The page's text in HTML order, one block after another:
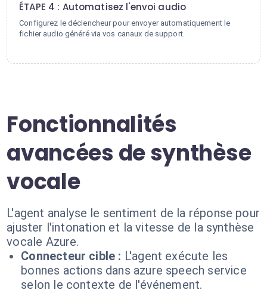
ÉTAPE 4 : Automatisez l'envoi audio
Configurez le déclencheur pour envoyer automatiquement le
fichier audio généré via vos canaux de support.
Fonctionnalités
avancées de synthèse
vocale
L'agent analyse le sentiment de la réponse pour
ajuster l'intonation et la vitesse de la synthèse
vocale Azure.
Connecteur cible : L'agent exécute les
bonnes actions dans azure speech service
selon le contexte de l'événement.